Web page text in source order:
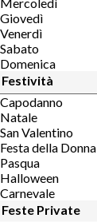
Giovedì
Venerdì
Sabato
Domenica
Festività
Capodanno
Natale
San Valentino
Festa della Donna
Pasqua
Halloween
Carnevale
Feste Private